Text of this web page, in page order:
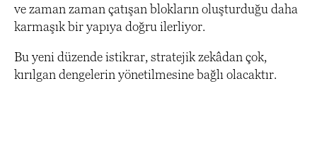
ve zaman zaman çatışan blokların oluşturduğu daha
karmaşık bir yapıya doğru ilerliyor.
Bu yeni düzende istikrar, stratejik zekâdan çok,
kırılgan dengelerin yönetilmesine bağlı olacaktır.